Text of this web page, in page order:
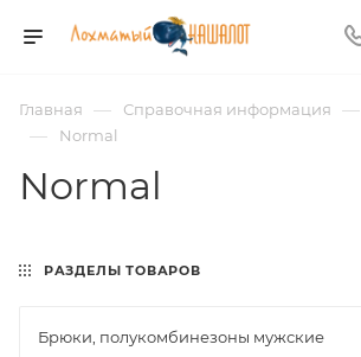
Главная — Справочная информация —
— Normal
Normal
РАЗДЕЛЫ ТОВАРОВ
Брюки, полукомбинезоны мужские